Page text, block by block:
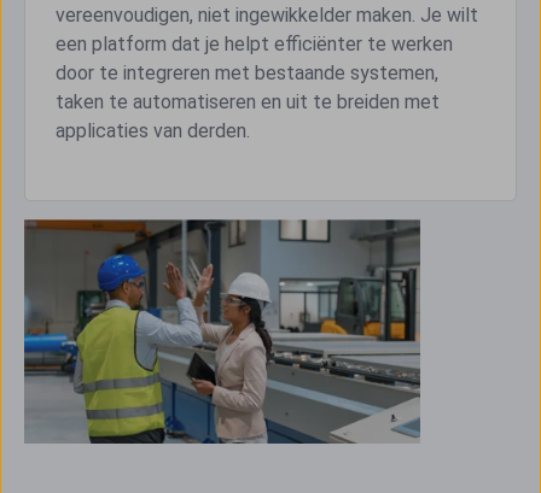
vereenvoudigen, niet ingewikkelder maken. Je wilt
een platform dat je helpt efficiënter te werken
door te integreren met bestaande systemen,
taken te automatiseren en uit te breiden met
applicaties van derden.